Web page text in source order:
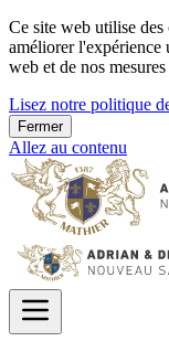
Ce site web utilise
améliorer l'expérience
web et de nos
Lisez notre politique
Fermer
Allez au contenu